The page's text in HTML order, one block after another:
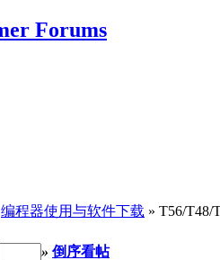
编程器使用与软件下载 » T56/
» 倒序看帖